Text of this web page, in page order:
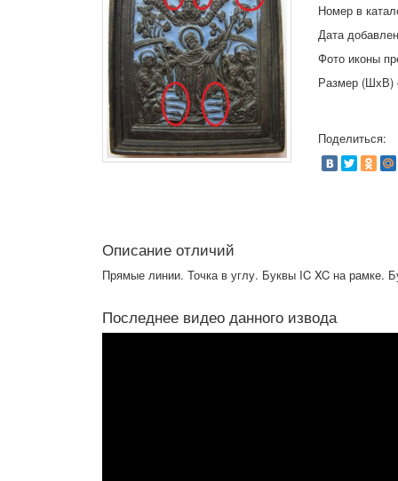
Номер в
Дата
Фото иконы
Размер (ШхВ)
Поделиться:
Описание отличий
Прямые линии. Точка в углу. Буквы IC XC на рамке.
Последнее видео данного извода